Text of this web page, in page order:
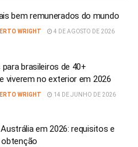
bem remunerados do mundo
WRIGHT
4 DE AGOSTO DE 2026
para brasileiros de 40+
viverem no exterior em 2026
WRIGHT
14 DE JUNHO DE 2026
em 2026: requisitos e